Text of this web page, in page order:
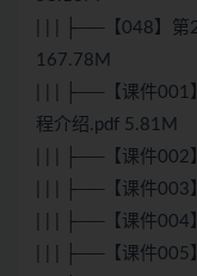
| | | ├──【048】第
167.78M
| | | ├──【课件001
程介绍.pdf 5.81M
| | | ├──【课件002
| | | ├──【课件003
| | | ├──【课件004
| | | ├──【课件005